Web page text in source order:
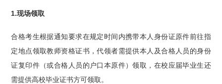
1.现场领取
合格考生根据通知要求在规定时间内携带本人身份证原件前往指
定地点领取教师资格证书，代领者需提供本人及合格人员的身份
证复印件（或合格人员的户口本原件）领取，在校应届毕业生还
需提供高校毕业证书方可领取。